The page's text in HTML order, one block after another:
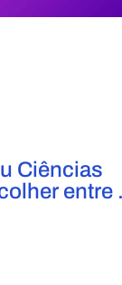
Ciências
entre